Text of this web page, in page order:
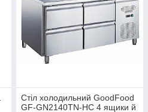
Стіл холодильний GoodFood
GF-GN2140TN-HC 4 ящики й